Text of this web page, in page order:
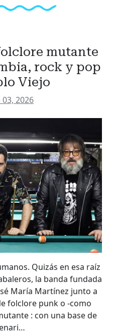
mutante
rock y pop
Viejo
2026
Quizás en esa raíz
la banda fundada
María Martínez junto a
folclore punk o -como
: con una base de